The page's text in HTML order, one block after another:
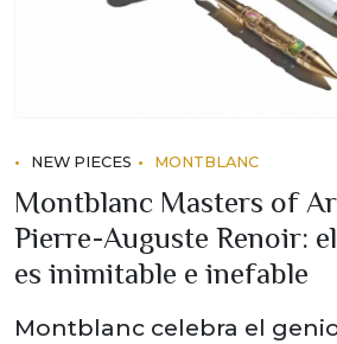
NEW PIECES MONTBLANC
Montblanc Masters of
Pierre-Auguste Renoir:
es inimitable e inefable
Montblanc celebra el